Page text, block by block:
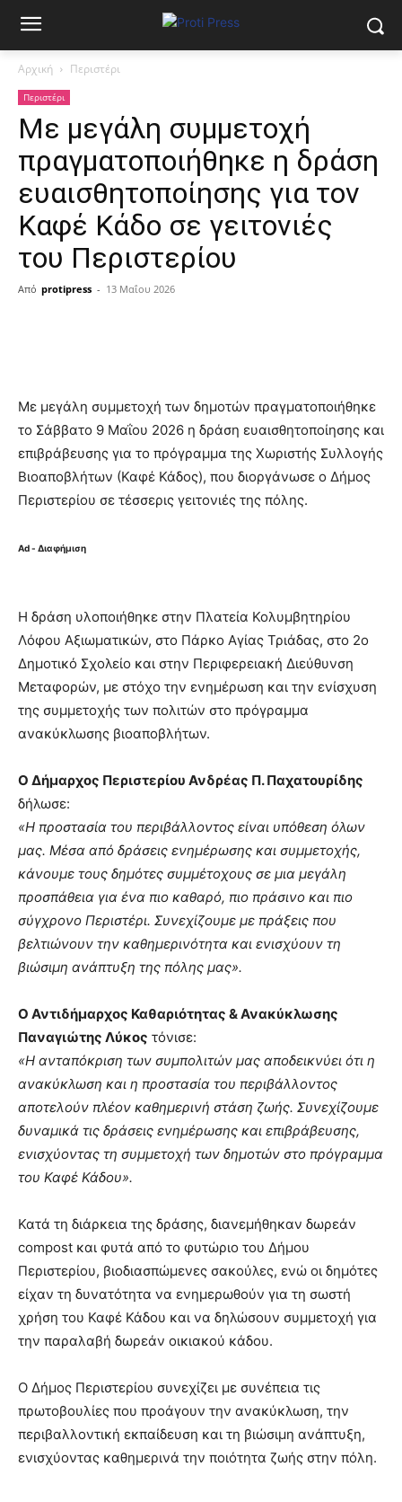
Αρχική Περιστέρι
Περιστέρι
Με μεγάλη συμμετοχή
πραγματοποιήθηκε η δράση
ευαισθητοποίησης για τον
Καφέ Κάδο σε γειτονιές
του Περιστερίου
Από protipress - 13 Μαΐου 2026
Με μεγάλη συμμετοχή των δημοτών πραγματοποιήθηκε
το Σάββατο 9 Μαΐου 2026 η δράση ευαισθητοποίησης και
επιβράβευσης για το πρόγραμμα της Χωριστής Συλλογής
Βιοαποβλήτων (Καφέ Κάδος), που διοργάνωσε ο Δήμος
Περιστερίου σε τέσσερις γειτονιές της πόλης.
Ad - Διαφήμιση
Η δράση υλοποιήθηκε στην Πλατεία Κολυμβητηρίου
Λόφου Αξιωματικών, στο Πάρκο Αγίας Τριάδας, στο 2ο
Δημοτικό Σχολείο και στην Περιφερειακή Διεύθυνση
Μεταφορών, με στόχο την ενημέρωση και την ενίσχυση
της συμμετοχής των πολιτών στο πρόγραμμα
ανακύκλωσης βιοαποβλήτων.
Ο Δήμαρχος Περιστερίου Ανδρέας Π. Παχατουρίδης
δήλωσε:
«Η προστασία του περιβάλλοντος είναι υπόθεση όλων
μας. Μέσα από δράσεις ενημέρωσης και συμμετοχής,
κάνουμε τους δημότες συμμέτοχους σε μια μεγάλη
προσπάθεια για ένα πιο καθαρό, πιο πράσινο και πιο
σύγχρονο Περιστέρι. Συνεχίζουμε με πράξεις που
βελτιώνουν την καθημερινότητα και ενισχύουν τη
βιώσιμη ανάπτυξη της πόλης μας».
Ο Αντιδήμαρχος Καθαριότητας & Ανακύκλωσης
Παναγιώτης Λύκος τόνισε:
«Η ανταπόκριση των συμπολιτών μας αποδεικνύει ότι η
ανακύκλωση και η προστασία του περιβάλλοντος
αποτελούν πλέον καθημερινή στάση ζωής. Συνεχίζουμε
δυναμικά τις δράσεις ενημέρωσης και επιβράβευσης,
ενισχύοντας τη συμμετοχή των δημοτών στο πρόγραμμα
του Καφέ Κάδου».
Κατά τη διάρκεια της δράσης, διανεμήθηκαν δωρεάν
compost και φυτά από το φυτώριο του Δήμου
Περιστερίου, βιοδιασπώμενες σακούλες, ενώ οι δημότες
είχαν τη δυνατότητα να ενημερωθούν για τη σωστή
χρήση του Καφέ Κάδου και να δηλώσουν συμμετοχή για
την παραλαβή δωρεάν οικιακού κάδου.
Ο Δήμος Περιστερίου συνεχίζει με συνέπεια τις
πρωτοβουλίες που προάγουν την ανακύκλωση, την
περιβαλλοντική εκπαίδευση και τη βιώσιμη ανάπτυξη,
ενισχύοντας καθημερινά την ποιότητα ζωής στην πόλη.